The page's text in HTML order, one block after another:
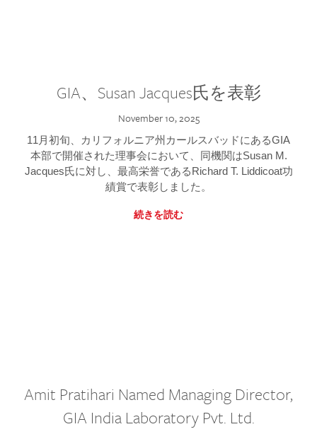
GIA、Susan Jacques氏を表彰
November 10, 2025
11月初旬、カリフォルニア州カールスバッドにあるGIA
本部で開催された理事会において、同機関はSusan M.
Jacques氏に対し、最高栄誉であるRichard T. Liddicoat功
績賞で表彰しました。
続きを読む
Amit Pratihari Named Managing Director,
GIA India Laboratory Pvt. Ltd.